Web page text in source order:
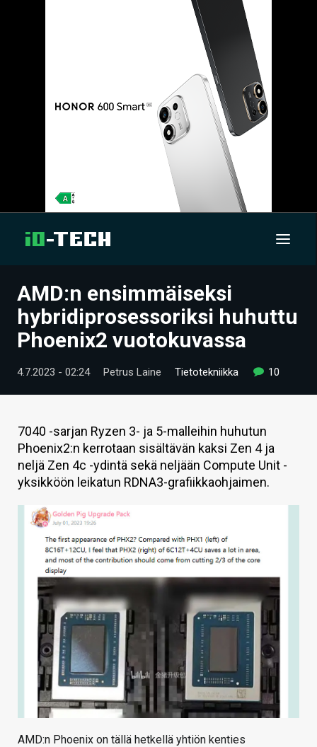
UUTISET
ARTIKKELIT
VIDEOT
TECHBBS
TIETOA
HINTA.FI
KAUPPA
VAIHDA TEEMA
HAKU
AMD:n ensimmäiseksi
hybridiprosessoriksi huhuttu
Phoenix2 vuotokuvassa
4.7.2023 - 02:24 Petrus Laine Tietotekniikka 10
7040 -sarjan Ryzen 3- ja 5-malleihin huhutun
Phoenix2:n kerrotaan sisältävän kaksi Zen 4 ja
neljä Zen 4c -ydintä sekä neljään Compute Unit -
yksikköön leikatun RDNA3-grafiikkaohjaimen.
AMD:n Phoenix on tällä hetkellä yhtiön kenties